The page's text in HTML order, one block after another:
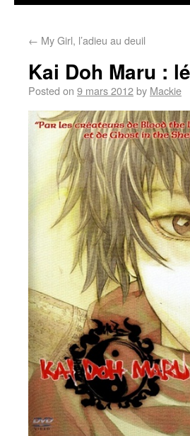
← My Girl, l’adieu au deuil
Kai Doh Maru :
Posted on 9 mars 2012by Mackie